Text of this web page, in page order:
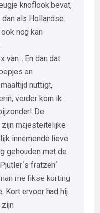
knoflook bevat,
dan als Hollandse
nog kan
van... En dan dat
en
nuttigt,
verder kom ik
De
zijn majesteitelijke
innemende lieve
gehouden met de
fratzen´
me fikse korting
Kort ervoor had hij
zijn